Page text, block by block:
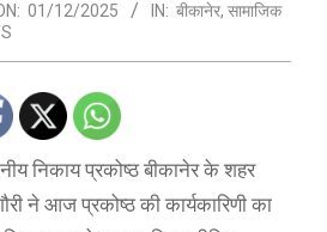
01/12/2025 IN: बीकानेर, सामाजिक
निकाय प्रकोष्ठ बीकानेर के शहर
ने आज प्रकोष्ठ की कार्यकारिणी का